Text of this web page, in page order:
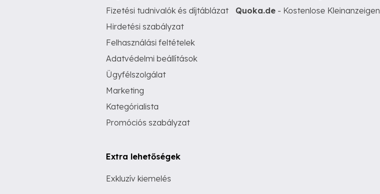
Fizetési tudnivalók és díjtáblázat
Hirdetési szabályzat
Felhasználási feltételek
Adatvédelmi beállítások
Ügyfélszolgálat
Marketing
Kategórialista
Promóciós szabályzat
Extra lehetőségek
Exkluzív kiemelés
Quoka.de - Kostenlose Kleinanzeigen